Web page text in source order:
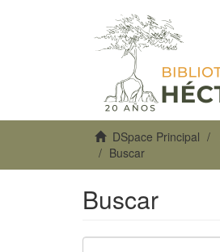
DSpace Principal
Buscar
Buscar